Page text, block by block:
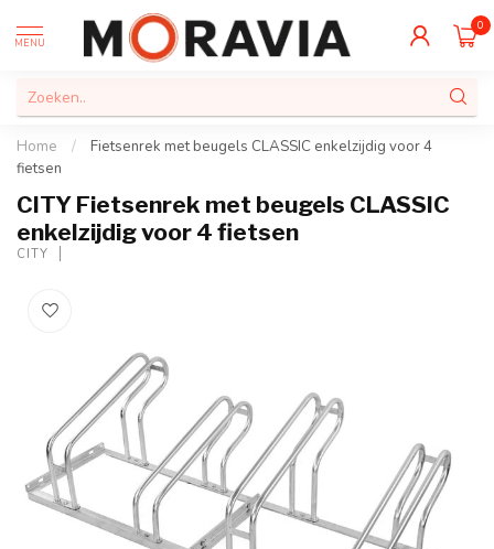
MENU
0
Home /
Fietsenrek met beugels CLASSIC enkelzijdig voor 4
fietsen
CITY Fietsenrek met beugels CLASSIC
enkelzijdig voor 4 fietsen
CITY